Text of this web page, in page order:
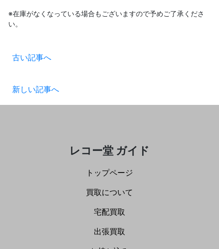
※在庫がなくなっている場合もございますので予めご了承くださ
い。
古い記事へ
新しい記事へ
レコー堂 ガイド
トップページ
買取について
宅配買取
出張買取